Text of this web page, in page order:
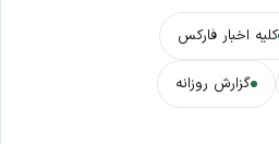
کلیه اخبار فارکس
گزارش روزانه